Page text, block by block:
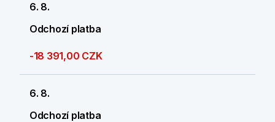
6. 8.
Odchozí platba
-18 391,00 CZK
6. 8.
Odchozí platba